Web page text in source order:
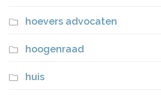
hoevers advocaten
hoogenraad
huis